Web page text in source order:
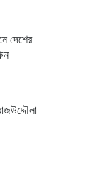
দেশের